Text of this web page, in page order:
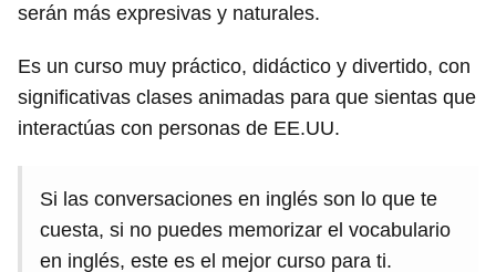
serán más expresivas y naturales.
Es un curso muy práctico, didáctico y divertido, con
significativas clases animadas para que sientas que
interactúas con personas de EE.UU.
Si las conversaciones en inglés son lo que te
cuesta, si no puedes memorizar el vocabulario
en inglés, este es el mejor curso para ti.